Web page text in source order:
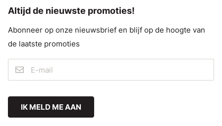
Altijd de nieuwste promoties!
Abonneer op onze nieuwsbrief en blijf op de hoogte van
de laatste promoties
IK MELD ME AAN